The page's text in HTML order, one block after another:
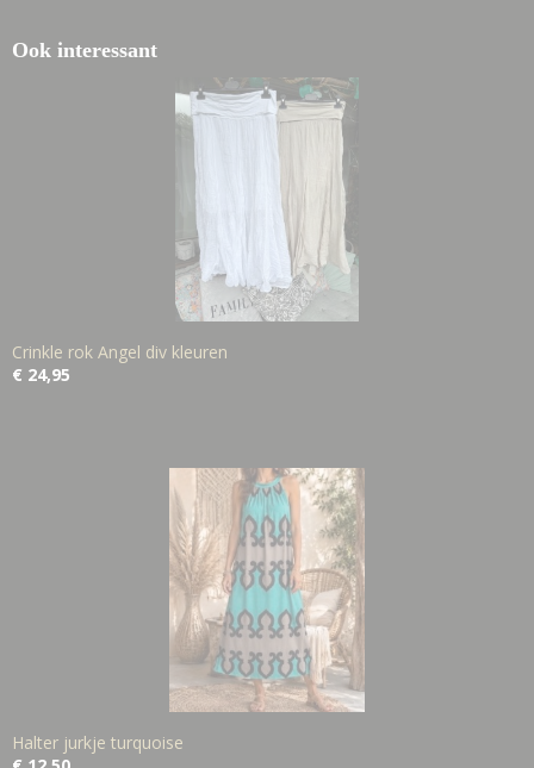
Ook interessant
Crinkle rok Angel div kleuren
€ 24,95
Halter jurkje turquoise